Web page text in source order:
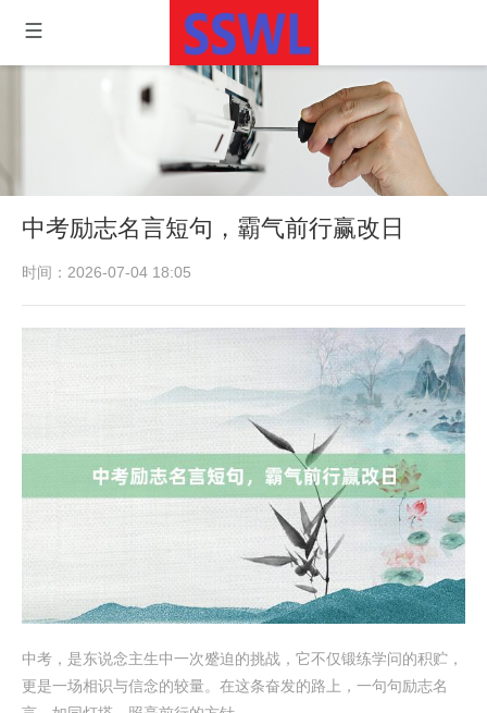
中考励志名言短句，霸气前行赢改日
时间：2026-07-04 18:05
中考，是东说念主生中一次蹙迫的挑战，它不仅锻练学问的积贮，
更是一场相识与信念的较量。在这条奋发的路上，一句句励志名